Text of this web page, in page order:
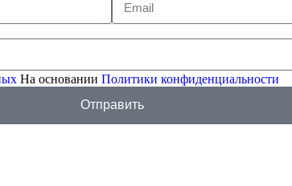
На основании Политики конфиденциальности
Отправить